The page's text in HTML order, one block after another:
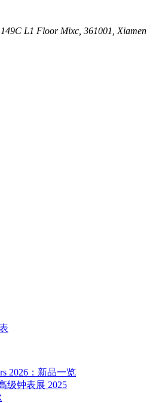
L1 Floor Mixc, 361001, Xiamen
2026：新品一览
级钟表展 2025